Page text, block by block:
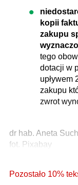
kopii
zakupu
tego
dotacji w
upływem
zakupu
zwrot
dr hab. Aneta
fot. Pixabay
Pozostało 10%